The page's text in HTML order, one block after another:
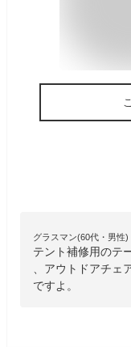
グラスマン(60代・男性)
テント補修用のテ
、アウトドアチ
ですよ。